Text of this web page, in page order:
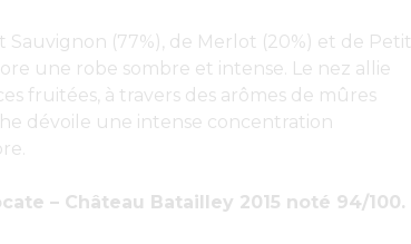
Sauvignon (77%), de Merlot (20%) et de Petit
une robe sombre et intense. Le nez allie
fruitées, à travers des arômes de mûres
dévoile une intense concentration
– Château Batailley 2015 noté 94/100.